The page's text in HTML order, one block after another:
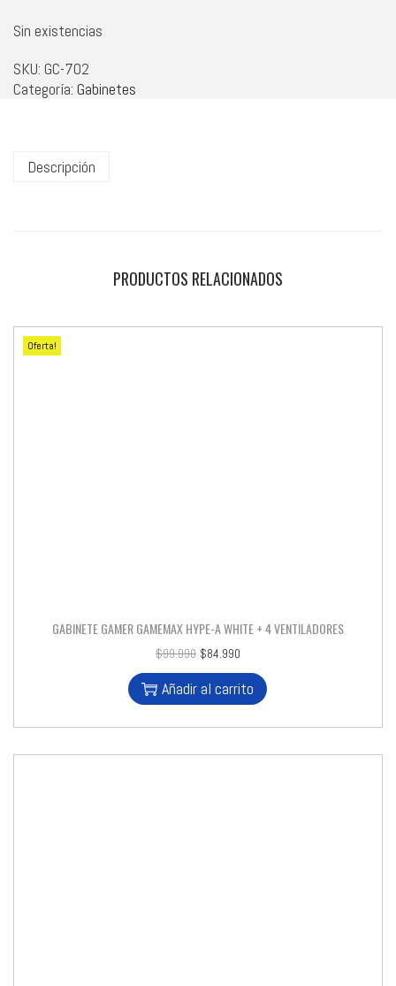
Sin existencias
SKU: GC-702
Categoría: Gabinetes
Descripción
PRODUCTOS RELACIONADOS
Oferta!
GABINETE GAMER GAMEMAX HYPE-A WHITE + 4 VENTILADORES
$99.990 $84.990
Añadir al carrito